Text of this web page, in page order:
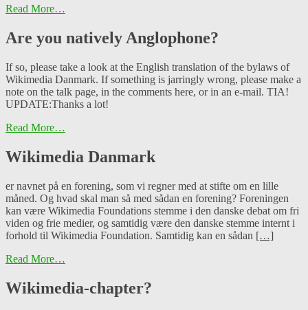
Read More…
Are you natively Anglophone?
If so, please take a look at the English translation of the bylaws of
Wikimedia Danmark. If something is jarringly wrong, please make a
note on the talk page, in the comments here, or in an e-mail. TIA!
UPDATE:Thanks a lot!
Read More…
Wikimedia Danmark
er navnet på en forening, som vi regner med at stifte om en lille
måned. Og hvad skal man så med sådan en forening? Foreningen
kan være Wikimedia Foundations stemme i den danske debat om fri
viden og frie medier, og samtidig være den danske stemme internt i
forhold til Wikimedia Foundation. Samtidig kan en sådan […]
Read More…
Wikimedia-chapter?